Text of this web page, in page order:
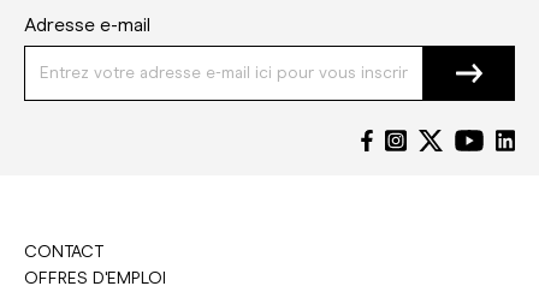
Adresse e-mail
CONTACT
OFFRES D'EMPLOI